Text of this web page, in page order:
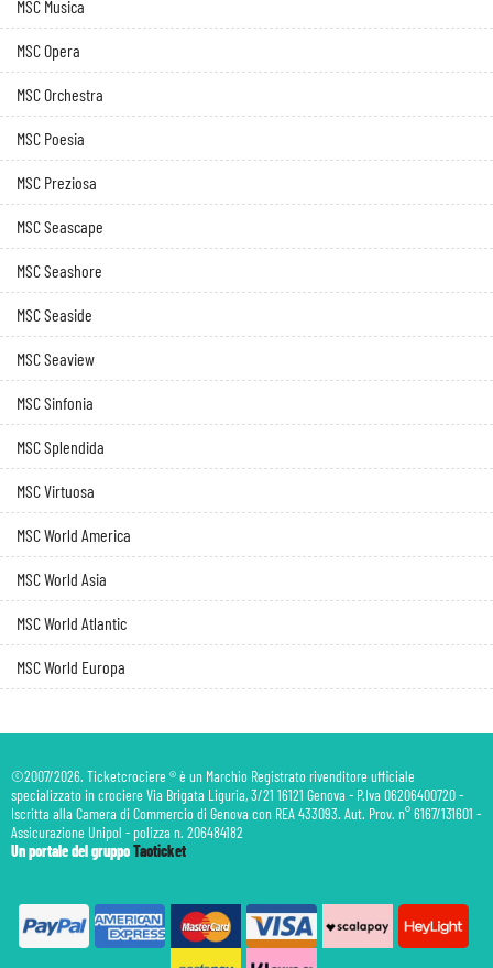
MSC Musica
MSC Opera
MSC Orchestra
MSC Poesia
MSC Preziosa
MSC Seascape
MSC Seashore
MSC Seaside
MSC Seaview
MSC Sinfonia
MSC Splendida
MSC Virtuosa
MSC World America
MSC World Asia
MSC World Atlantic
MSC World Europa
©2007/2026. Ticketcrociere ® è un Marchio Registrato rivenditore ufficiale
specializzato in crociere Via Brigata Liguria, 3/21 16121 Genova - P.Iva 06206400720 -
Iscritta alla Camera di Commercio di Genova con REA 433093. Aut. Prov. n° 6167/131601 -
Assicurazione Unipol - polizza n. 206484182
Un portale del gruppoTaoticket